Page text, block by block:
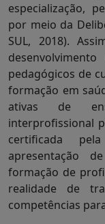
especialização,
por meio da
SUL, 2018).
pedagógicos de
formação em
ativas de
interprofissional
certificada
apresentação
formação de
realidade de
competências